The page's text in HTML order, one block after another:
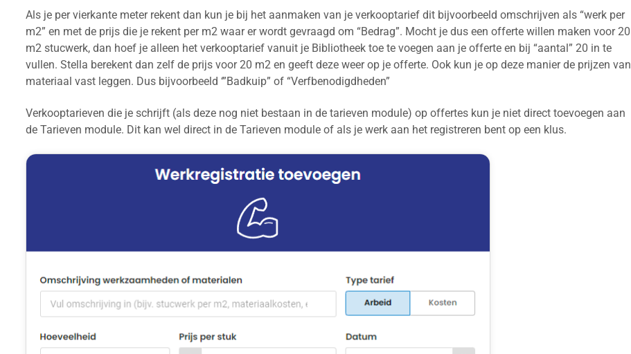
Als je per vierkante meter rekent dan kun je bij het aanmaken van je verkooptarief dit bijvoorbeeld omschrijven als “werk per
m2” en met de prijs die je rekent per m2 waar er wordt gevraagd om “Bedrag”. Mocht je dus een offerte willen maken voor 20
m2 stucwerk, dan hoef je alleen het verkooptarief vanuit je Bibliotheek toe te voegen aan je offerte en bij “aantal” 20 in te
vullen. Stella berekent dan zelf de prijs voor 20 m2 en geeft deze weer op je offerte. Ook kun je op deze manier de prijzen van
materiaal vast leggen. Dus bijvoorbeeld ‘”Badkuip” of “Verfbenodigdheden”
Verkooptarieven die je schrijft (als deze nog niet bestaan in de tarieven module) op offertes kun je niet direct toevoegen aan
de Tarieven module. Dit kan wel direct in de Tarieven module of als je werk aan het registreren bent op een klus.